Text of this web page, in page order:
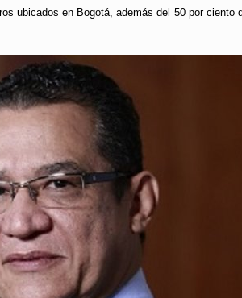
ubicados en Bogotá, además del 50 por